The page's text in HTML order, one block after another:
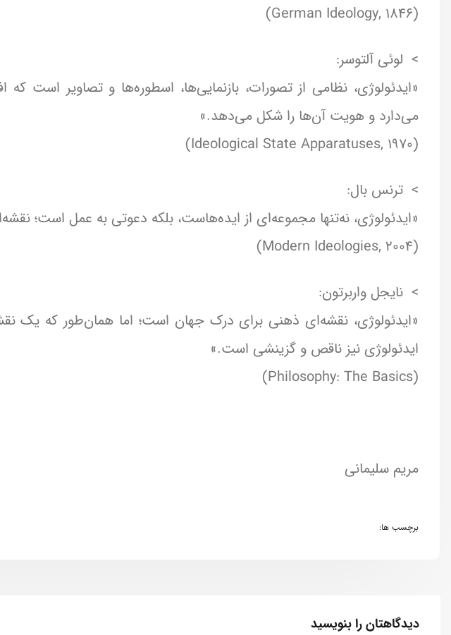
(German Ideology, 1846)
> ️ لوئی آلتوسر:
«ایدئولوژی، نظامی از تصورات، بازنمایی‌ها، اسطوره‌ها و تصاویر است
می‌دارد و هویت آن‌ها را شکل می‌دهد.»
(Ideological State Apparatuses, 1970)
> ️ ترنس بال:
«ایدئولوژی، نه‌تنها مجموعه‌ای از ایده‌هاست، بلکه دعوتی به عمل است؛
(Modern Ideologies, 2004)
> ️ نایجل واربرتون:
«ایدئولوژی، نقشه‌ای ذهنی برای درک جهان است؛ اما همان‌طور که یک
ایدئولوژی نیز ناقص و گزینشی است.»
(Philosophy: The Basics)
مریم سلیمانی
برچسب ها:
دیدگاهتان را بنویسید